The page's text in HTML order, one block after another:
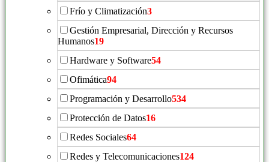
Frío y Climatización3
Gestión Empresarial, Dirección y Recursos
Humanos19
Hardware y Software54
Ofimática94
Programación y Desarrollo534
Protección de Datos16
Redes Sociales64
Redes y Telecomunicaciones124